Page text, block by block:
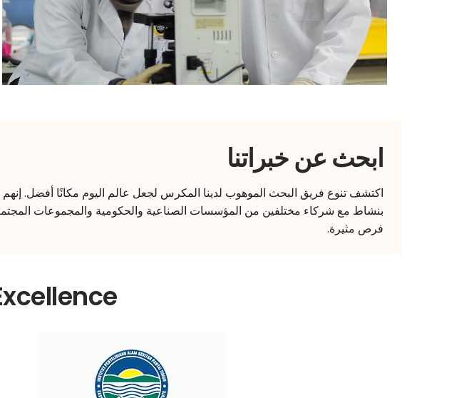
ابحث عن خبراتنا
اكتشف تنوع فريق البحث الموهوب لدينا المكرس لجعل عالم اليوم مكانًا أفضل. إنهم
بنشاط مع شركاء مختلفين من المؤسسات الصناعية والحكومية والمجموعات
فرص مثيرة.